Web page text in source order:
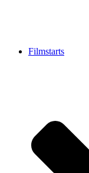
Filmstarts